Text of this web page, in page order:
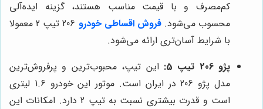
کم‌مصرف و با قیمت مناسب هستند، گزینه ایده‌آلی
محسوب می‌شود.فروش اقساطی خودرو
206 تیپ 2 معمولا
با شرایط آسان‌تری ارائه می‌شود.
پژو 206 تیپ 5:
این تیپ، محبوب‌ترین و پرفروش‌ترین
مدل پژو 206 در ایران است. موتور این خودرو 1.6 لیتری
است و قدرت بیشتری نسبت به تیپ 2 دارد. امکانات این